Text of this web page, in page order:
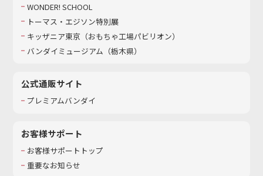
WONDER! SCHOOL
トーマス・エジソン特別展
キッザニア東京（おもちゃ工場パビリオン）​
バンダイミュージアム（栃木県）
公式通販サイト
プレミアムバンダイ
お客様サポート
お客様サポートトップ
重要なお知らせ